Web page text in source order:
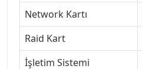
Network Kartı
Raid Kart
İşletim Sistemi